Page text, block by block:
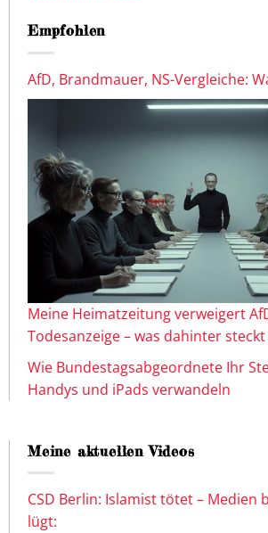
Empfohlen
AfD, Brandmauer, NS-Vergleiche:
Meine Heimatzeitung verweigert
Todesanzeige – was dahinter steckt
Wie Bundestagsabgeordnete Ihr
Handys und iPads verwandeln
Meine aktuellen Videos
CSD Berlin: Islamist tötet – Medien
lügt: